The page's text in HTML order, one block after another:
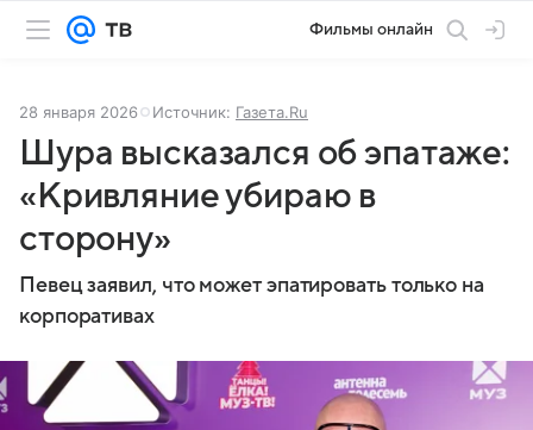
Фильмы онлайн
28 января 2026 Источник: Газета.Ru
Шура высказался об эпатаже:
«Кривляние убираю в
сторону»
Певец заявил, что может эпатировать только на
корпоративах